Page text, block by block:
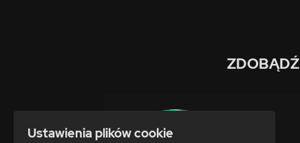
Ustawienia plików cookie